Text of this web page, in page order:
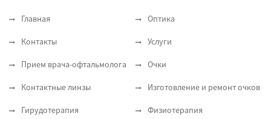
Главная Оптика
Контакты Услуги
Прием врача-офтальмолога Очки
Контактные линзы Изготовление и ремонт очков
Гирудотерапия Физиотерапия